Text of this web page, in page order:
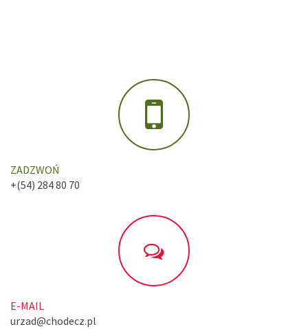
ZADZWOŃ
+(54) 284 80 70
E-MAIL
urzad@chodecz.pl